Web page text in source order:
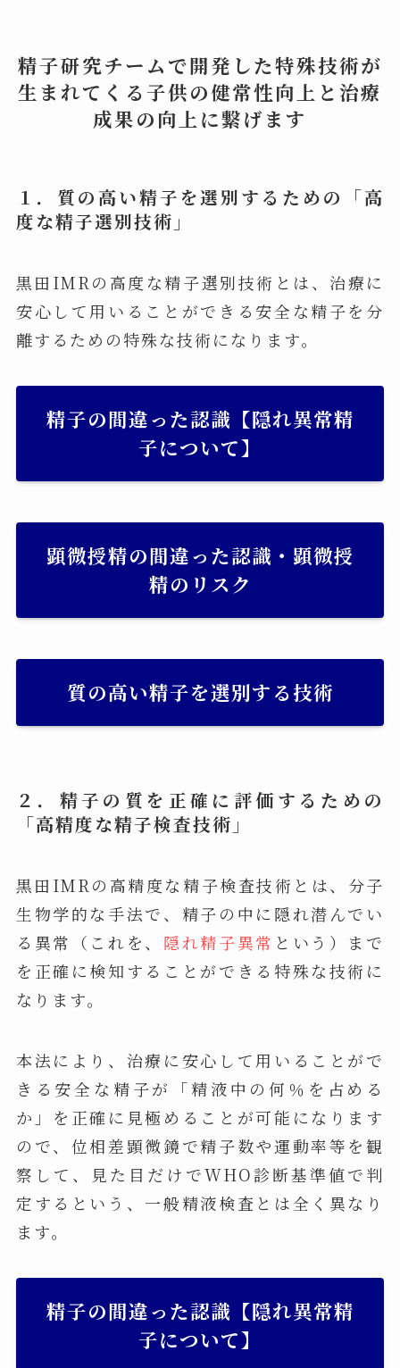
精子研究チームで開発した特殊技術が
生まれてくる子供の健常性向上と治療
成果の向上に繋げます
１．質の高い精子を選別するための「高
度な精子選別技術」
黒田IMRの高度な精子選別技術とは、治療に
安心して用いることができる安全な精子を分
離するための特殊な技術になります。
精子の間違った認識【隠れ異常精
子について】
顕微授精の間違った認識・顕微授
精のリスク
質の高い精子を選別する技術
２．精子の質を正確に評価するための
「高精度な精子検査技術」
黒田IMRの高精度な精子検査技術とは、分子
生物学的な手法で、精子の中に隠れ潜んでい
る異常（これを、 隠れ精子異常 という）まで
を正確に検知することができる特殊な技術に
なります。
本法により、治療に安心して用いることがで
きる安全な精子が「精液中の何％を占める
か」を正確に見極めることが可能になります
ので、位相差顕微鏡で精子数や運動率等を観
察して、見た目だけでWHO診断基準値で判
定するという、一般精液検査とは全く異なり
ます。
精子の間違った認識【隠れ異常精
子について】